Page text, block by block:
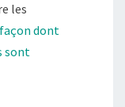
les
dont
sont